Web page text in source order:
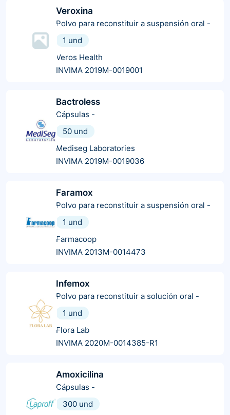
Veroxina
Polvo para reconstituir a suspensión oral -
1 und
Veros Health
INVIMA 2019M-0019001
Bactroless
Cápsulas -
50 und
Mediseg Laboratories
INVIMA 2019M-0019036
Faramox
Polvo para reconstituir a suspensión oral -
1 und
Farmacoop
INVIMA 2013M-0014473
Infemox
Polvo para reconstituir a solución oral -
1 und
Flora Lab
INVIMA 2020M-0014385-R1
Amoxicilina
Cápsulas -
300 und